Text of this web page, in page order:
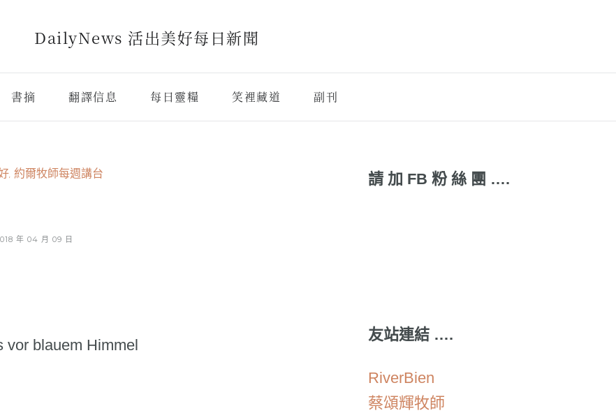
DailyNews 活出美好每日新聞
書摘 翻譯信息 每日靈糧 笑裡藏道 副刊
, 約爾牧師每週講台
年 04 月 09 日
請 加 FB 粉 絲 團 ….
友站連結 ….
RiverBien
蔡頌輝牧師